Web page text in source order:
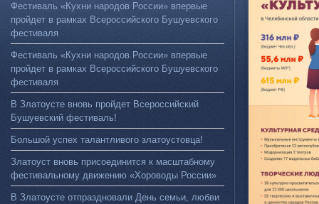
Фестиваль «Кухни народов России» впервые
пройдет в рамках Всероссийского Бушуевского
фестиваля
Фестиваль «Кухни народов России» впервые
пройдет в рамках Всероссийского Бушуевского
фестиваля
В Златоусте вновь пройдет Всероссийский
Бушуевский фестиваль!
Большой успех талантливого златоустовца!
Златоуст вновь присоединится к масштабному
фестивальному движению «Хороводы России»
В Златоусте отпраздновали День семьи, любви